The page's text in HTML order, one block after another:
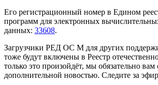
Его регистрационный номер в Едином
программ для электронных
данных: 33608.
Загрузчики РЕД ОС М для других
тоже будут включены в Реестр
только это произойдёт, мы обязательно
дополнительной новостью. Следите за